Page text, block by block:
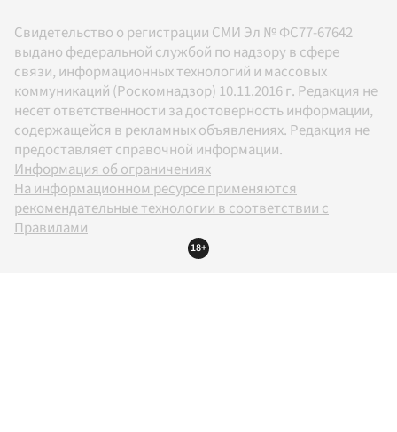
Свидетельство о регистрации СМИ Эл № ФС77-67642
выдано федеральной службой по надзору в сфере
связи, информационных технологий и массовых
коммуникаций (Роскомнадзор) 10.11.2016 г. Редакция не
несет ответственности за достоверность информации,
содержащейся в рекламных объявлениях. Редакция не
предоставляет справочной информации.
Информация об ограничениях
На информационном ресурсе применяются
рекомендательные технологии в соответствии с
Правилами
18+